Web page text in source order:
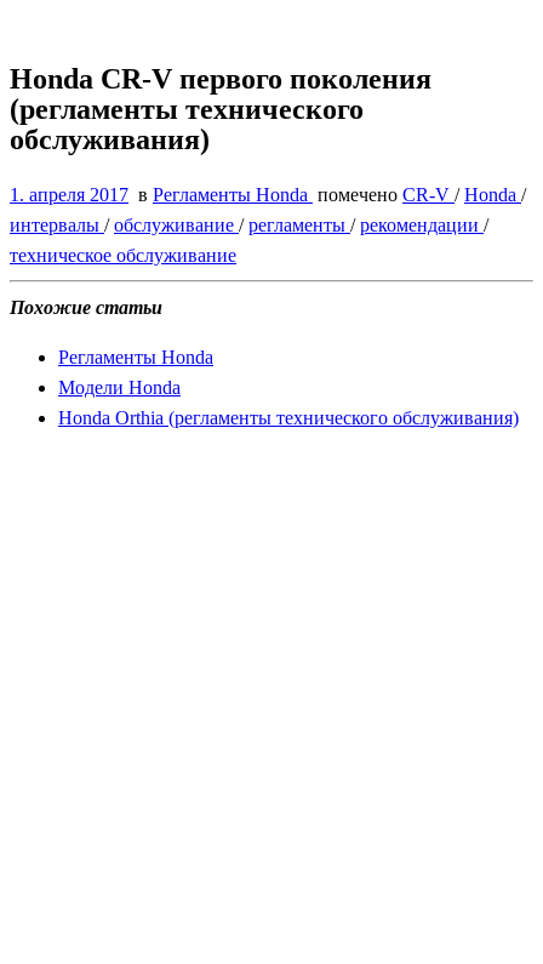
Honda CR-V первого поколения
(регламенты технического
обслуживания)
1. апреля 2017 в Регламенты Honda помечено CR-V /Honda /
интервалы /обслуживание /регламенты /рекомендации /
техническое обслуживание
Похожие статьи
Регламенты Honda
Модели Honda
Honda Orthia (регламенты технического обслуживания)